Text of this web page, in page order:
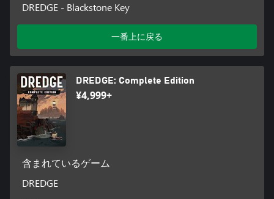
DREDGE - Blackstone Key
一番上に戻る
DREDGE: Complete Edition
¥4,999+
含まれているゲーム
DREDGE